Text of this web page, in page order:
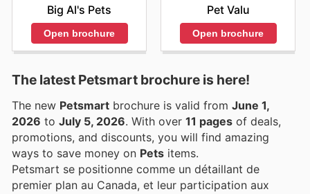
Big Al's Pets
Open brochure
Pet Valu
Open brochure
The latest Petsmart brochure is here!
The new Petsmart brochure is valid from June 1,
2026 to July 5, 2026 . With over 11 pages of deals,
promotions, and discounts, you will find amazing
ways to save money on Pets items.
Petsmart se positionne comme un détaillant de
premier plan au Canada, et leur participation aux